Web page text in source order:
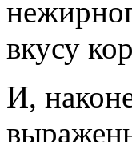
вкусу
И,